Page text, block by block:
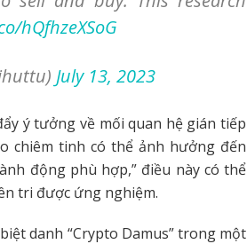
hQfhzeXSoG
July 13, 2023
ý tưởng về mối quan hệ gián tiếp
chiêm tinh có thể ảnh hưởng đến
động phù hợp,” điều này có thể
tri được ứng nghiệm.
danh “Crypto Damus” trong một